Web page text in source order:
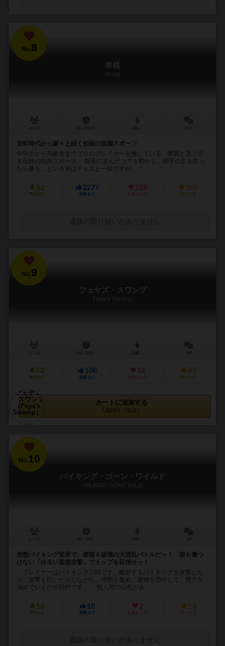
No.8
将棋
Shogi
室町時代から脈々と続く伝統の頭脳スポーツ
中学生から高齢者までプロのプレイヤーを擁している、囲碁と並ぶ日
本伝統の知的スポーツ。 盤面に並んだコマを動かし、相手の王を取っ
たら勝ち。という所はチェスと一緒ですが、『...
62
興味あり
2277
経験あり
259
お気に入り
956
持ってる
No.9
フェヤズ・スワンプ
Feya's Swamp
52
興味あり
106
経験あり
16
お気に入り
87
持ってる
カートに追加する
7,920円（税込）
No. 10
バイキング・ゴーン・ワイルド
VIKINGS GONE WILD
空想バイキング世界で、建築＆破壊の大混乱バトルだッ！ 誰も傷つ
けない「ゆるい直接攻撃」でトップを目指せッ！
プレイヤーはバイキングの頭です。敵対するバイキングを攻撃した
り、攻撃を防いだりしながら、仲間を集め、建物を増やして、勢力を
強めていくのが目的です。 個人用の山札があ...
18
興味あり
10
経験あり
2
お気に入り
14
持ってる